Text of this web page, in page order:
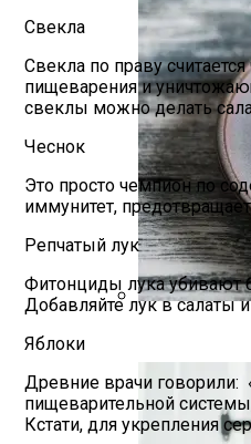
Свекла
Свекла по праву
пищеварения и
свеклы можно делать
Чеснок
Это просто чемпион по
иммунитет,
Репчатый лук
Фитонциды лука убивают
Добавляйте лук в салаты
Яблоки
Древние врачи говорили:
пищеварительной
Кстати, для укрепления